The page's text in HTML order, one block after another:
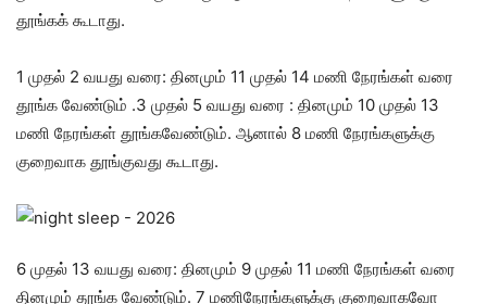
தூங்கக் கூடாது.
1 முதல் 2 வயது வரை: தினமும் 11 முதல் 14 மணி நேரங்கள் வரை
தூங்க வேண்டும் .3 முதல் 5 வயது வரை : தினமும் 10 முதல் 13
மணி நேரங்கள் தூங்கவேண்டும். ஆனால் 8 மணி நேரங்களுக்கு
குறைவாக தூங்குவது கூடாது.
6 முதல் 13 வயது வரை: தினமும் 9 முதல் 11 மணி நேரங்கள் வரை
தினமும் தூங்க வேண்டும். 7 மணிநேரங்களுக்கு குறைவாகவோ